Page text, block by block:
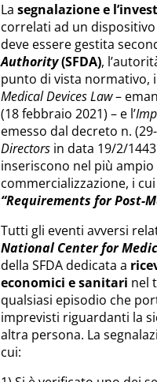
La segnalazione e
correlati ad un
deve essere gestita
Authority(SFDA),
punto di vista normativo,
Medical Devices Law–
(18 febbraio 2021) – e l’
emesso dal decreto n.
Directors in data 19/2/
inseriscono nel più
commercializzazione, i
“Requirements for Post-
Tutti gli eventi avversi
National Center for
della SFDA dedicata a
economici e sanitari nel
qualsiasi episodio che
imprevisti riguardanti la
altra persona. La
cui: